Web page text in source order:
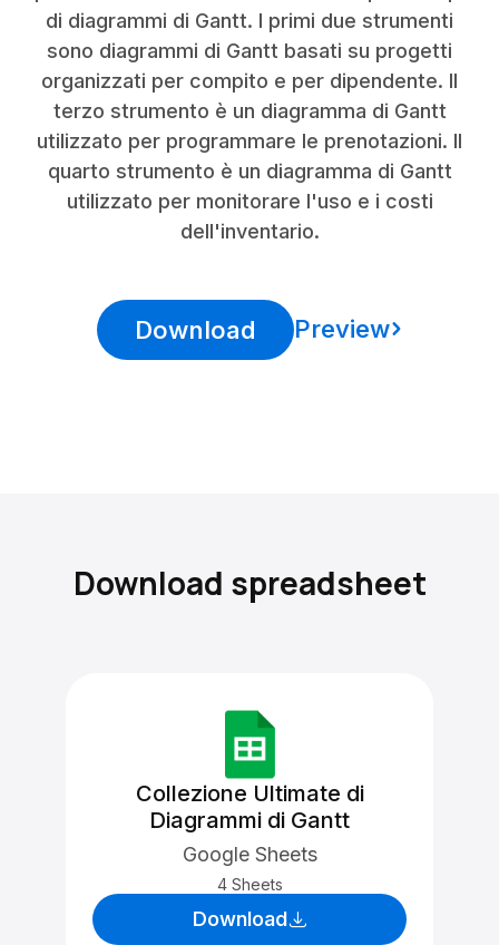
di diagrammi di Gantt. I primi due strumenti
sono diagrammi di Gantt basati su progetti
organizzati per compito e per dipendente. Il
terzo strumento è un diagramma di Gantt
utilizzato per programmare le prenotazioni. Il
quarto strumento è un diagramma di Gantt
utilizzato per monitorare l'uso e i costi
dell'inventario.
Download Preview
Download spreadsheet
Collezione Ultimate di
Diagrammi di Gantt
Google Sheets
4 Sheets
Download